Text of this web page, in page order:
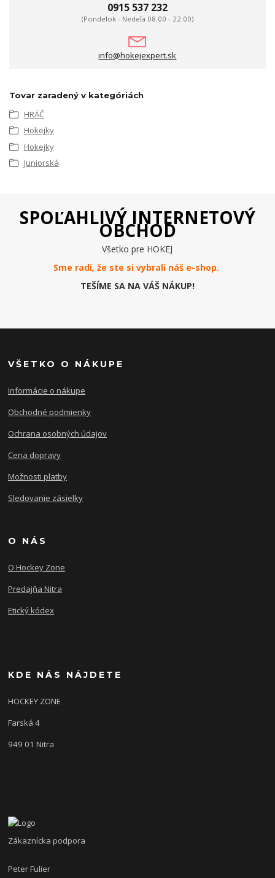
0915 537 232
(Pondelok - Nedeľa 08.00 - 22.00)
info@hokejexpert.sk
Tovar zaradený v kategóriách
HRÁČ
Hokejky
Hokejky
Juniorská
SPOĽAHLIVÝ INTERNETOVÝ
OBCHOD
Všetko pre HOKEJ
Sme radi, že ste si vybrali náš e-shop.
TEŠÍME SA NA VÁŠ NÁKUP!
VŠETKO O NÁKUPE
Informácie o nákupe
Obchodné podmienky
Ochrana osobných údajov
Cena dopravy
Možnosti platby
Sledovanie zásielky
O NÁS
O Hockey Zone
Predajňa Nitra
Etický kódex
KDE NÁS NÁJDETE
HOCKEY ZONE
Farská 4
949 01 Nitra
Zákaznícka podpora
Peter Fulier